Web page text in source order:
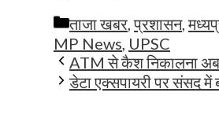
Categories
ताजा खबर ,प्रशासन,
MP News UPSC
ATM से कैश निकालना अब
डेटा एक्सपायरी पर संसद में